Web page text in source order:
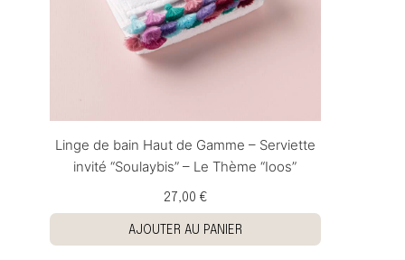
Linge de bain Haut de Gamme – Serviette
invité “Soulaybis” – Le Thème “Ioos”
27,00 €
AJOUTER AU PANIER